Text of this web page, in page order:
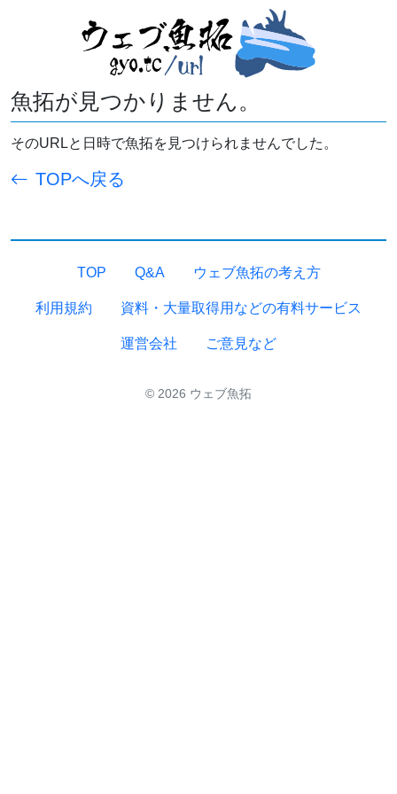
魚拓が見つかりません。
そのURLと日時で魚拓を見つけられませんでした。
TOPへ戻る
TOP Q&A ウェブ魚拓の考え方
利用規約 資料・大量取得用などの有料サービス
運営会社 ご意見など
© 2026 ウェブ魚拓